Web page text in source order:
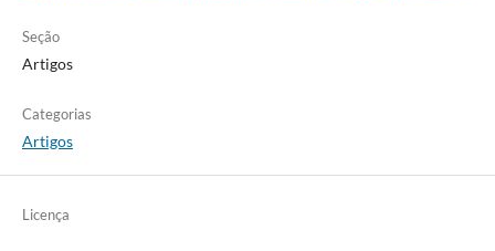
Seção
Artigos
Categorias
Artigos
Licença